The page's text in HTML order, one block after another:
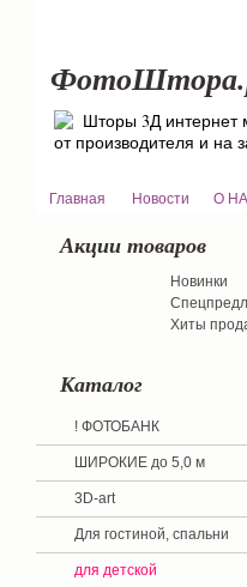
Шторы 3Д интернет
от производителя и на
Главная Новости О
Акции товаров
Новинки
Хиты
Каталог
! ФОТОБАНК
ШИРОКИЕ до 5,0 м
3D-art
Для гостиной, спальни
для детской